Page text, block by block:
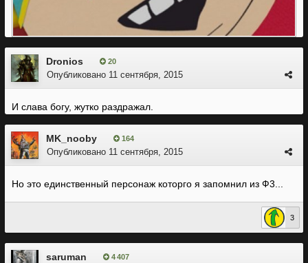
Dronios 20
Опубликовано 11 сентября, 2015
И слава богу, жутко раздражал.
MK_nooby 164
Опубликовано 11 сентября, 2015
Но это единственный персонаж которго я запомнил из Ф3...
3
saruman 4 407